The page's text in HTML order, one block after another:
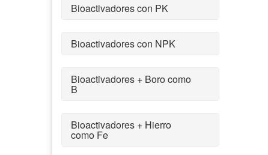
Bioactivadores con PK
Bioactivadores con NPK
Bioactivadores + Boro como
B
Bioactivadores + Hierro
como Fe